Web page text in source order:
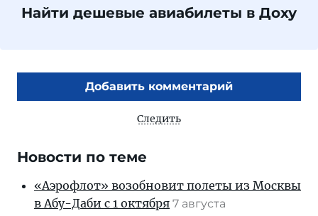
Найти дешевые авиабилеты в Доху
Добавить комментарий
Следить
Новости по теме
«Аэрофлот» возобновит полеты из Москвы
в Абу-Даби с 1 октября 7 августа